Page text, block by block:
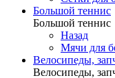
Большой теннис
Большой теннис
Назад
Мячи для
Велосипеды,
Велосипеды,